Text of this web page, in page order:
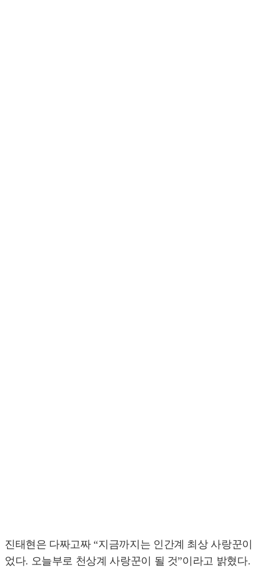
진태현은 다짜고짜 “지금까지는 인간계 최상 사랑꾼이
었다. 오늘부로 천상계 사랑꾼이 될 것”이라고 밝혔다.